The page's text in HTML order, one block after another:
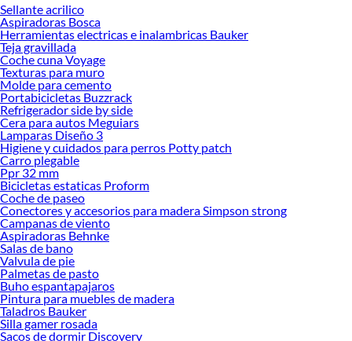
Desde remodelaciones hasta proyectos de decoración, estamos aquí para hacer
tus ideas realidad. ¡Visítanos y encuentra todo lo que tenemos para ofrecerte en
Baterías y Pilas!
Explora la variedad de productos de Baterías y Pilas en Sodimac
Herramientas, materiales y accesorios de calidad para tus proyectos y
renovación de espacios. ¡Visítanos y descubre todo lo que tenemos para
ofrecerte!
Encuentra una amplia variedad de productos de Baterías y Pilas en Sodimac.
Encuentra todo lo necesario para tus proyectos de renovación y decoración.
¡Visítanos y haz tus ideas realidad!
Sellante acrilico
Aspiradoras Bosca
Herramientas electricas e inalambricas Bauker
Teja gravillada
Coche cuna Voyage
Texturas para muro
Molde para cemento
Portabicicletas Buzzrack
Refrigerador side by side
Cera para autos Meguiars
Lamparas Diseño 3
Higiene y cuidados para perros Potty patch
Carro plegable
Ppr 32 mm
Bicicletas estaticas Proform
Coche de paseo
Conectores y accesorios para madera Simpson strong
Campanas de viento
Aspiradoras Behnke
Salas de bano
Valvula de pie
Palmetas de pasto
Buho espantapajaros
Pintura para muebles de madera
Taladros Bauker
Silla gamer rosada
Sacos de dormir Discovery